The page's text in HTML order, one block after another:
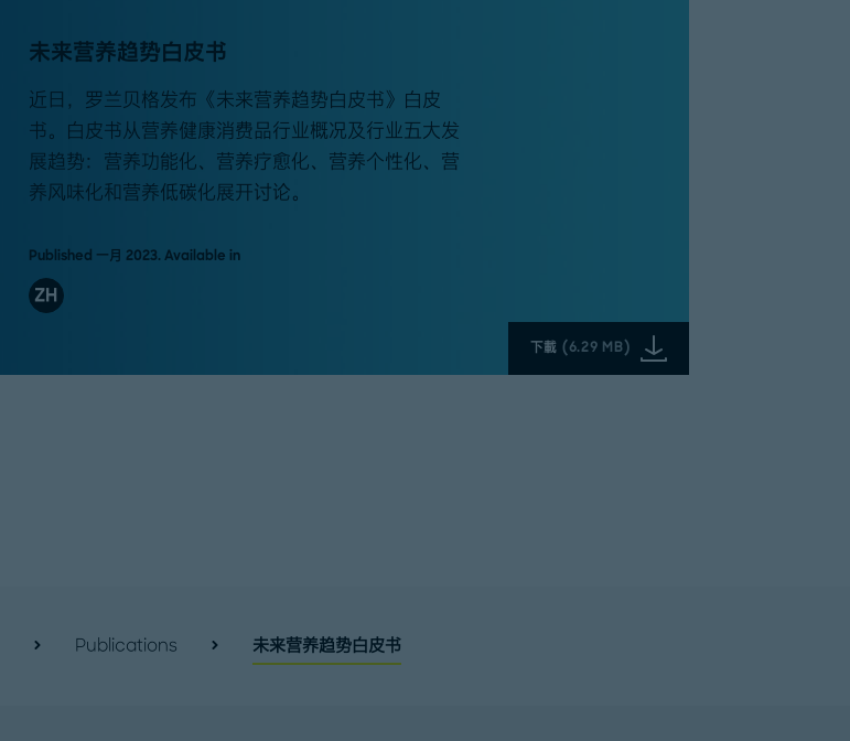
未来营养趋势白皮书
近日，罗兰贝格发布《未来营养趋势白皮书》白皮
书。白皮书从营养健康消费品行业概况及行业五大发
展趋势：营养功能化、营养疗愈化、营养个性化、营
养风味化和营养低碳化展开讨论。
Published 一月 2023. Available in
ZH
下載 (6.29 MB)
Publications 未来营养趋势白皮书